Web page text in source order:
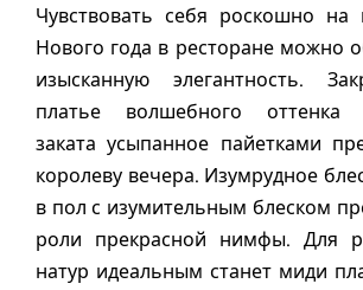
Чувствовать себя роскошно на
Нового года в ресторане можно
изысканную элегантность.
платье волшебного оттенка
заката усыпанное пайетками
королеву вечера. Изумрудное
в пол с изумительным блеском
роли прекрасной нимфы. Для
натур идеальным станет миди